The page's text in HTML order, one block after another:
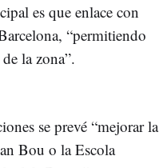
es que enlace con
“permitiendo
la zona”.
se prevé “mejorar la
Bou o la Escola